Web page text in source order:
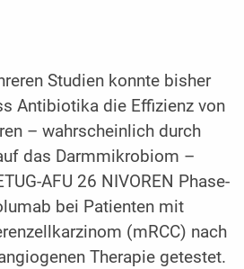
Studien konnte bisher
Antibiotika die Effizienz von
– wahrscheinlich durch
das Darmmikrobiom –
AFU 26 NIVOREN Phase-
bei Patienten mit
(mRCC) nach
Therapie getestet.